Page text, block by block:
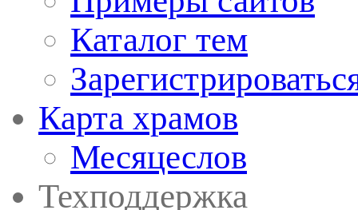
Каталог тем
Карта храмов
Месяцеслов
Техподдержка